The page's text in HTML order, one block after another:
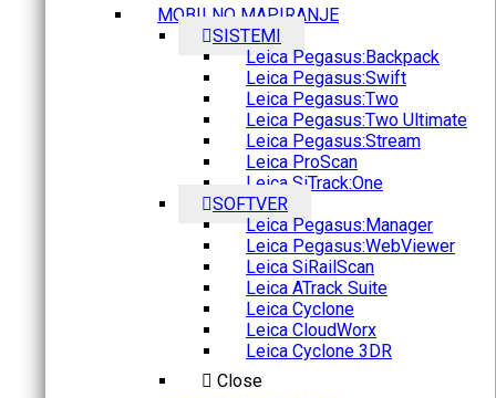
MOBILNO MAPIRANJE
SISTEMI
Leica Pegasus:Backpack
Leica Pegasus:Swift
Leica Pegasus:Two
Leica Pegasus:Two Ultimate
Leica Pegasus:Stream
Leica ProScan
Leica SiTrack:One
SOFTVER
Leica Pegasus:Manager
Leica Pegasus:WebViewer
Leica SiRailScan
Leica ATrack Suite
Leica Cyclone
Leica CloudWorx
Leica Cyclone 3DR
Close